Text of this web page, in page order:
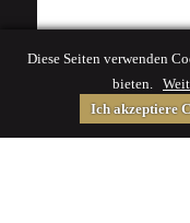
Diese Seiten verwenden
bieten.
Ich akzeptiere